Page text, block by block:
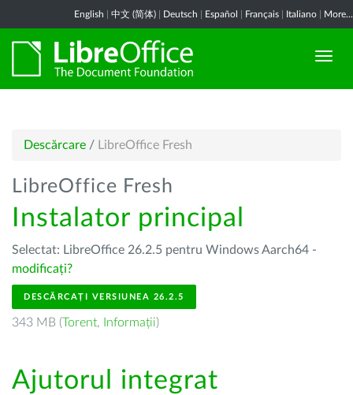
English 中文 (简体) Deutsch Español Français Italiano More...
Descărcare / LibreOffice Fresh
LibreOffice Fresh
Instalator principal
Selectat: LibreOffice 26.2.5 pentru Windows Aarch64 -
modificați?
DESCĂRCAȚI VERSIUNEA 26.2.5
343 MB (Torent, Informații)
Ajutorul integrat